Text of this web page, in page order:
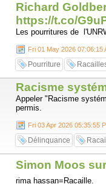
Richard
https://t.co/
Les pourritures de
Fri 01 May 2026 07:06:15
Pourriture
Racisme
Appeler "Racisme
permis.
Fri 03 Apr 2026 05:35:55
Délinquance
Simon Moos
rima hassan=Racaille.